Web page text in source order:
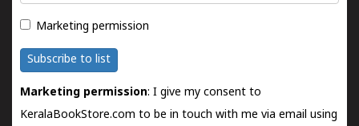
Marketing permission
Subscribe to list
Marketing permission: I give my consent to
KeralaBookStore.com to be in touch with me via email using